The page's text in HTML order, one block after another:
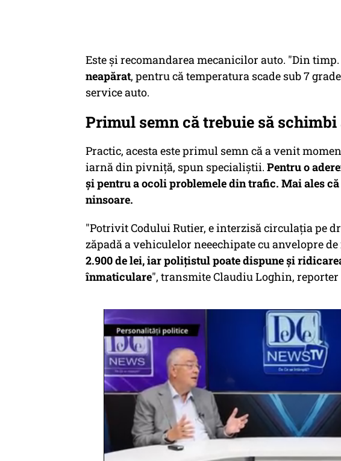
Este şi recomandarea mecanicilor auto. "Din timp.
neapărat, pentru că temperatura scade sub 7
service auto.
Primul semn că trebuie să schimbi
Practic, acesta este primul semn că a venit
iarnă din pivniţă, spun specialiştii. Pentru o
şi pentru a ocoli problemele din trafic. Mai ales
ninsoare.
"Potrivit Codului Rutier, e interzisă circulaţia pe
zăpadă a vehiculelor neeechipate cu anvelopre
2.900 de lei, iar poliţistul poate dispune şi
înmaticulare", transmite Claudiu Loghin, reporter